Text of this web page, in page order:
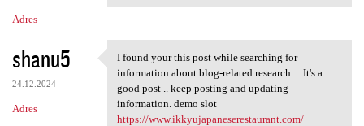
Adres
shanu5
24.12.2024
Adres
I found your this post while
I found your this post while searching for
information about blog-related research ... It's a
good post .. keep posting and updating
information. demo slot
https://www.ikkyujapaneserestaurant.com/